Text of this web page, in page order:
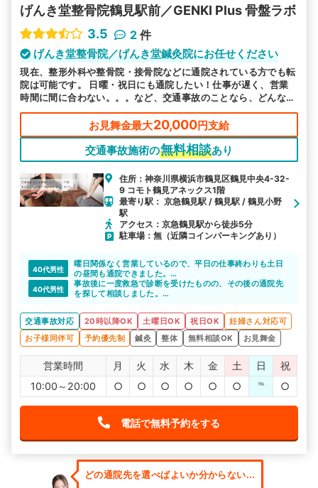
げんき堂整骨院鶴見駅前／GENKI Plus 骨盤ラボ
3.5
2 件
げんき堂整骨院／げんき堂鍼灸院にお任せください
現在、整形外科や整骨院・接骨院などに通院されている方でも転
院は可能です。 日曜・祝日にも通院したい！仕事が遅く、営業
時間に間に合わない。。。など、交通事故のことなら、どんなこ
とでもご相談ください。
お見舞金最大20,000円支給
交通事故施術の無料相談あり
住所：神奈川県横浜市鶴見区鶴見中央4-32-
9 コモト鶴見アネックス1階
最寄り駅： 京急鶴見駅 / 鶴見駅 / 鶴見小野
駅
アクセス：京急鶴見駅から徒歩5分
駐車場：無（近隣コインパーキングあり）
40代男性
曜日関係なく営業しているので、平日の仕事終わりも土日
の昼間も通院できました。
自分のスケジュールに合わせて、ストレスなく通院できた
ので便利でした。
40代男性
事故後に一度救急で診断を受けたものの、その後の通院先
を探して相談しました。
方々も皆さん親切な対応でした。また、年中無休というと
ころも自分の都合で通えるので非常に便利でした。
交通事故対応 20時以降OK 土曜日OK 祝日OK
妊婦さん対応可
お子様同伴可
予約優先制 鍼灸 整体 無料相談OK お見舞金
営業時間 月 火 水 木 金 土 日
祝
10:00～20:00
○ ○ ○ ○ ○ ○ ℡ ○
電話で無料予約をする
どの通院先を選べばよいか分からない...